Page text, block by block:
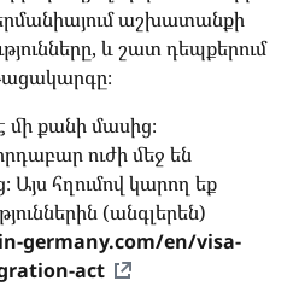
աշխատանքի
և շատ դեպքերում
քանի մասից։
ուժի մեջ են
Այս հղումով կարող եք
(անգլերեն)
germany.com/en/visa-
act